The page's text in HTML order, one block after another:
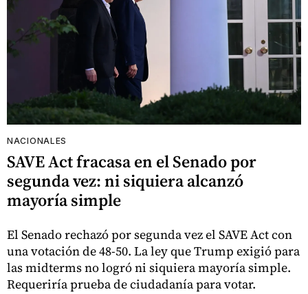
NACIONALES
SAVE Act fracasa en el Senado por
segunda vez: ni siquiera alcanzó
mayoría simple
El Senado rechazó por segunda vez el SAVE Act con
una votación de 48-50. La ley que Trump exigió para
las midterms no logró ni siquiera mayoría simple.
Requeriría prueba de ciudadanía para votar.